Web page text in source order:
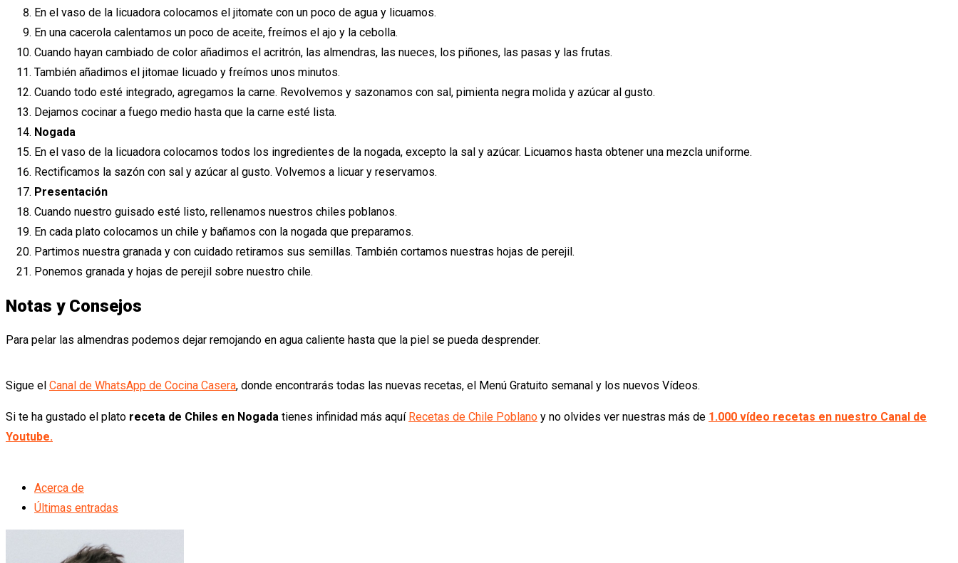
En el vaso de la licuadora colocamos el jitomate con un poco de agua y licuamos.
En una cacerola calentamos un poco de aceite, freímos el ajo y la cebolla.
Cuando hayan cambiado de color añadimos el acritrón, las almendras, las nueces, los piñones, las pasas y las frutas.
También añadimos el jitomae licuado y freímos unos minutos.
Cuando todo esté integrado, agregamos la carne. Revolvemos y sazonamos con sal, pimienta negra molida y azúcar al gusto.
Dejamos cocinar a fuego medio hasta que la carne esté lista.
Nogada
En el vaso de la licuadora colocamos todos los ingredientes de la nogada, excepto la sal y azúcar. Licuamos hasta obtener una mezcla uniforme.
Rectificamos la sazón con sal y azúcar al gusto. Volvemos a licuar y reservamos.
Presentación
Cuando nuestro guisado esté listo, rellenamos nuestros chiles poblanos.
En cada plato colocamos un chile y bañamos con la nogada que preparamos.
Partimos nuestra granada y con cuidado retiramos sus semillas. También cortamos nuestras hojas de perejil.
Ponemos granada y hojas de perejil sobre nuestro chile.
Notas y Consejos
Para pelar las almendras podemos dejar remojando en agua caliente hasta que la piel se pueda desprender.
Sigue el Canal de WhatsApp de Cocina Casera, donde encontrarás todas las nuevas recetas, el Menú Gratuito semanal y los nuevos Vídeos.
Si te ha gustado el plato receta de Chiles en Nogada tienes infinidad más aquí Recetas de Chile Poblano y no olvides ver nuestras más de 1.000 vídeo recetas en nuestro Canal de
Youtube.
Acerca de
Últimas entradas